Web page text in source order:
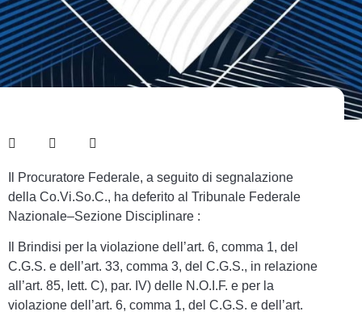
Il Procuratore Federale, a seguito di segnalazione
della Co.Vi.So.C., ha deferito al Tribunale Federale
Nazionale–Sezione Disciplinare :
Il Brindisi per la violazione dell’art. 6, comma 1, del
C.G.S. e dell’art. 33, comma 3, del C.G.S., in relazione
all’art. 85, lett. C), par. IV) delle N.O.I.F. e per la
violazione dell’art. 6, comma 1, del C.G.S. e dell’art.